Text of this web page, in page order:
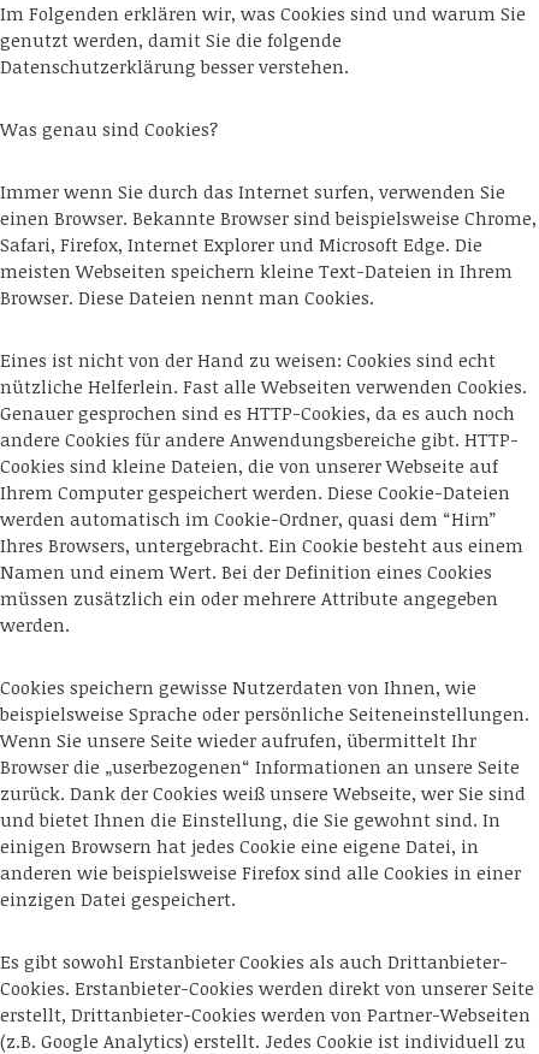
Im Folgenden erklären wir, was Cookies sind und warum Sie
genutzt werden, damit Sie die folgende
Datenschutzerklärung besser verstehen.
Was genau sind Cookies?
Immer wenn Sie durch das Internet surfen, verwenden Sie
einen Browser. Bekannte Browser sind beispielsweise Chrome,
Safari, Firefox, Internet Explorer und Microsoft Edge. Die
meisten Webseiten speichern kleine Text-Dateien in Ihrem
Browser. Diese Dateien nennt man Cookies.
Eines ist nicht von der Hand zu weisen: Cookies sind echt
nützliche Helferlein. Fast alle Webseiten verwenden Cookies.
Genauer gesprochen sind es HTTP-Cookies, da es auch noch
andere Cookies für andere Anwendungsbereiche gibt. HTTP-
Cookies sind kleine Dateien, die von unserer Webseite auf
Ihrem Computer gespeichert werden. Diese Cookie-Dateien
werden automatisch im Cookie-Ordner, quasi dem “Hirn”
Ihres Browsers, untergebracht. Ein Cookie besteht aus einem
Namen und einem Wert. Bei der Definition eines Cookies
müssen zusätzlich ein oder mehrere Attribute angegeben
werden.
Cookies speichern gewisse Nutzerdaten von Ihnen, wie
beispielsweise Sprache oder persönliche Seiteneinstellungen.
Wenn Sie unsere Seite wieder aufrufen, übermittelt Ihr
Browser die „userbezogenen“ Informationen an unsere Seite
zurück. Dank der Cookies weiß unsere Webseite, wer Sie sind
und bietet Ihnen die Einstellung, die Sie gewohnt sind. In
einigen Browsern hat jedes Cookie eine eigene Datei, in
anderen wie beispielsweise Firefox sind alle Cookies in einer
einzigen Datei gespeichert.
Es gibt sowohl Erstanbieter Cookies als auch Drittanbieter-
Cookies. Erstanbieter-Cookies werden direkt von unserer Seite
erstellt, Drittanbieter-Cookies werden von Partner-Webseiten
(z.B. Google Analytics) erstellt. Jedes Cookie ist individuell zu